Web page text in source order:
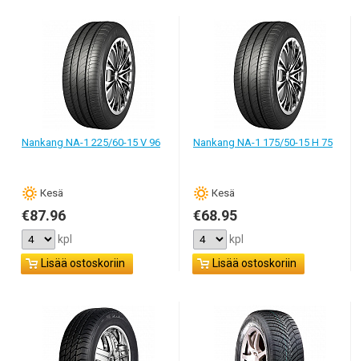
Nankang NA-1 225/60-15 V 96
Кesä
€87.96
kpl
Lisää ostoskoriin
Nankang NA-1 175/50-15 H 75
Кesä
€68.95
kpl
Lisää ostoskoriin